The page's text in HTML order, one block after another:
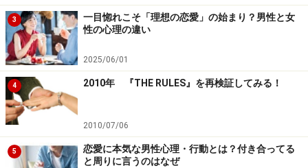
3
一目惚れこそ「理想の恋愛」の始まり？男性と女
性の心理の違い
2025/06/01
4 2010年 『THE RULES』を再検証してみる！
2010/07/06
5
恋愛に本気な男性心理・行動とは？付き合ってる
と周りに言うのはなぜ